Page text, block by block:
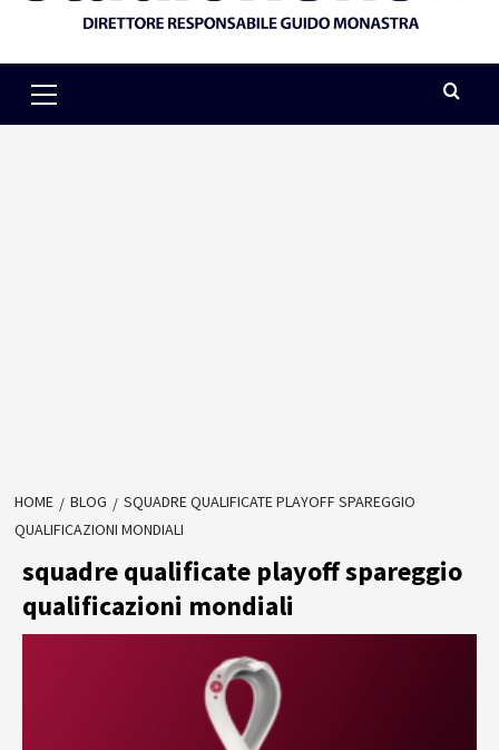
Menu
HOME BLOG
SQUADRE QUALIFICATE PLAYOFF SPAREGGIO
QUALIFICAZIONI MONDIALI
squadre qualificate playoff spareggio
qualificazioni mondiali